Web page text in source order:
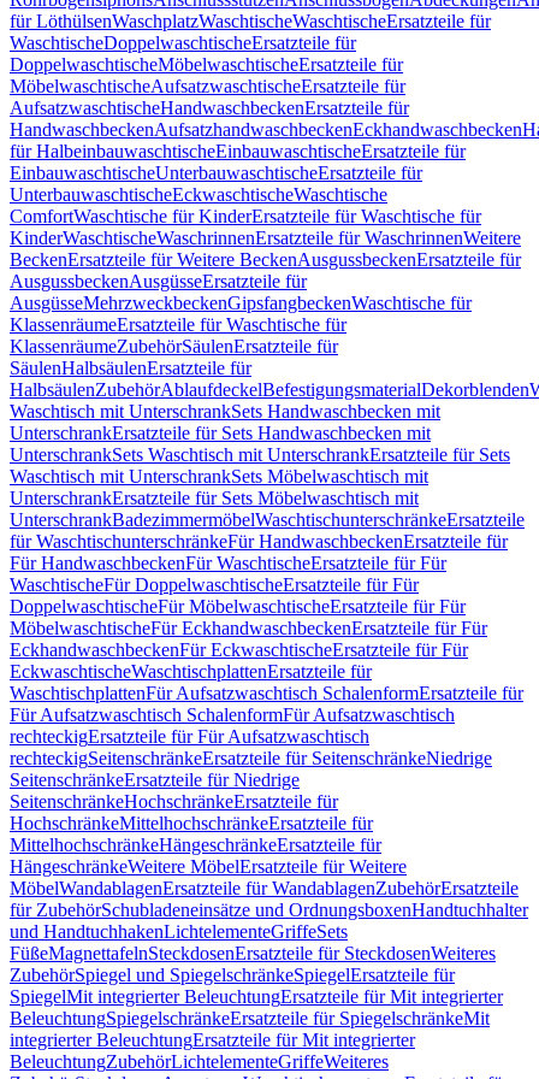
für LöthülsenWaschplatzWaschtischeWaschtischeErsatzteile für
WaschtischeDoppelwaschtischeErsatzteile für
DoppelwaschtischeMöbelwaschtischeErsatzteile für
MöbelwaschtischeAufsatzwaschtischeErsatzteile für
AufsatzwaschtischeHandwaschbeckenErsatzteile für
HandwaschbeckenAufsatzhandwaschbeckenEckhandwaschbecken
für HalbeinbauwaschtischeEinbauwaschtischeErsatzteile für
EinbauwaschtischeUnterbauwaschtischeErsatzteile für
UnterbauwaschtischeEckwaschtischeWaschtische
ComfortWaschtische für KinderErsatzteile für Waschtische für
KinderWaschtischeWaschrinnenErsatzteile für WaschrinnenWeitere
BeckenErsatzteile für Weitere BeckenAusgussbeckenErsatzteile für
AusgussbeckenAusgüsseErsatzteile für
AusgüsseMehrzweckbeckenGipsfangbeckenWaschtische für
KlassenräumeErsatzteile für Waschtische für
KlassenräumeZubehörSäulenErsatzteile für
SäulenHalbsäulenErsatzteile für
HalbsäulenZubehörAblaufdeckelBefestigungsmaterialDekorblenden
Waschtisch mit UnterschrankSets Handwaschbecken mit
UnterschrankErsatzteile für Sets Handwaschbecken mit
UnterschrankSets Waschtisch mit UnterschrankErsatzteile für Sets
Waschtisch mit UnterschrankSets Möbelwaschtisch mit
UnterschrankErsatzteile für Sets Möbelwaschtisch mit
UnterschrankBadezimmermöbelWaschtischunterschränkeErsatzteile
für WaschtischunterschränkeFür HandwaschbeckenErsatzteile für
Für HandwaschbeckenFür WaschtischeErsatzteile für Für
WaschtischeFür DoppelwaschtischeErsatzteile für Für
DoppelwaschtischeFür MöbelwaschtischeErsatzteile für Für
MöbelwaschtischeFür EckhandwaschbeckenErsatzteile für Für
EckhandwaschbeckenFür EckwaschtischeErsatzteile für Für
EckwaschtischeWaschtischplattenErsatzteile für
WaschtischplattenFür Aufsatzwaschtisch SchalenformErsatzteile für
Für Aufsatzwaschtisch SchalenformFür Aufsatzwaschtisch
rechteckigErsatzteile für Für Aufsatzwaschtisch
rechteckigSeitenschränkeErsatzteile für SeitenschränkeNiedrige
SeitenschränkeErsatzteile für Niedrige
SeitenschränkeHochschränkeErsatzteile für
HochschränkeMittelhochschränkeErsatzteile für
MittelhochschränkeHängeschränkeErsatzteile für
HängeschränkeWeitere MöbelErsatzteile für Weitere
MöbelWandablagenErsatzteile für WandablagenZubehörErsatzteile
für ZubehörSchubladeneinsätze und OrdnungsboxenHandtuchhalter
und HandtuchhakenLichtelementeGriffeSets
FüßeMagnettafelnSteckdosenErsatzteile für SteckdosenWeiteres
ZubehörSpiegel und SpiegelschränkeSpiegelErsatzteile für
SpiegelMit integrierter BeleuchtungErsatzteile für Mit integrierter
BeleuchtungSpiegelschränkeErsatzteile für SpiegelschränkeMit
integrierter BeleuchtungErsatzteile für Mit integrierter
BeleuchtungZubehörLichtelementeGriffeWeiteres